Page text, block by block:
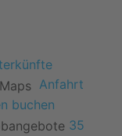
Anfahrt
buchen
35